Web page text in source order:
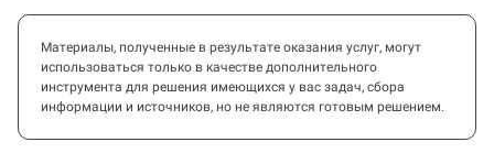
Материалы, полученные в результате оказания услуг, могут
использоваться только в качестве дополнительного
инструмента для решения имеющихся у вас задач, сбора
информации и источников, но не являются готовым решением.